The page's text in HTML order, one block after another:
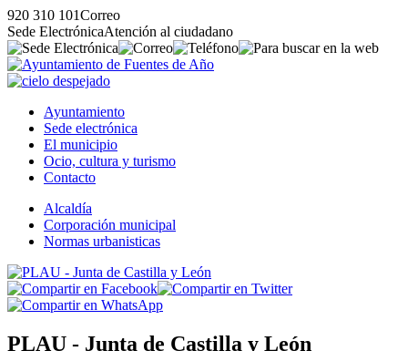
920 310 101Correo
Sede ElectrónicaAtención al ciudadano
Ayuntamiento
Sede electrónica
El municipio
Ocio, cultura y turismo
Contacto
Alcaldía
Corporación municipal
Normas urbanisticas
PLAU - Junta de Castilla y León